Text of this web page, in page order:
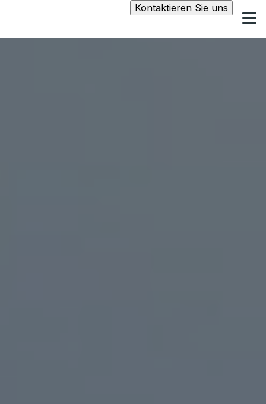
Kontaktieren Sie uns